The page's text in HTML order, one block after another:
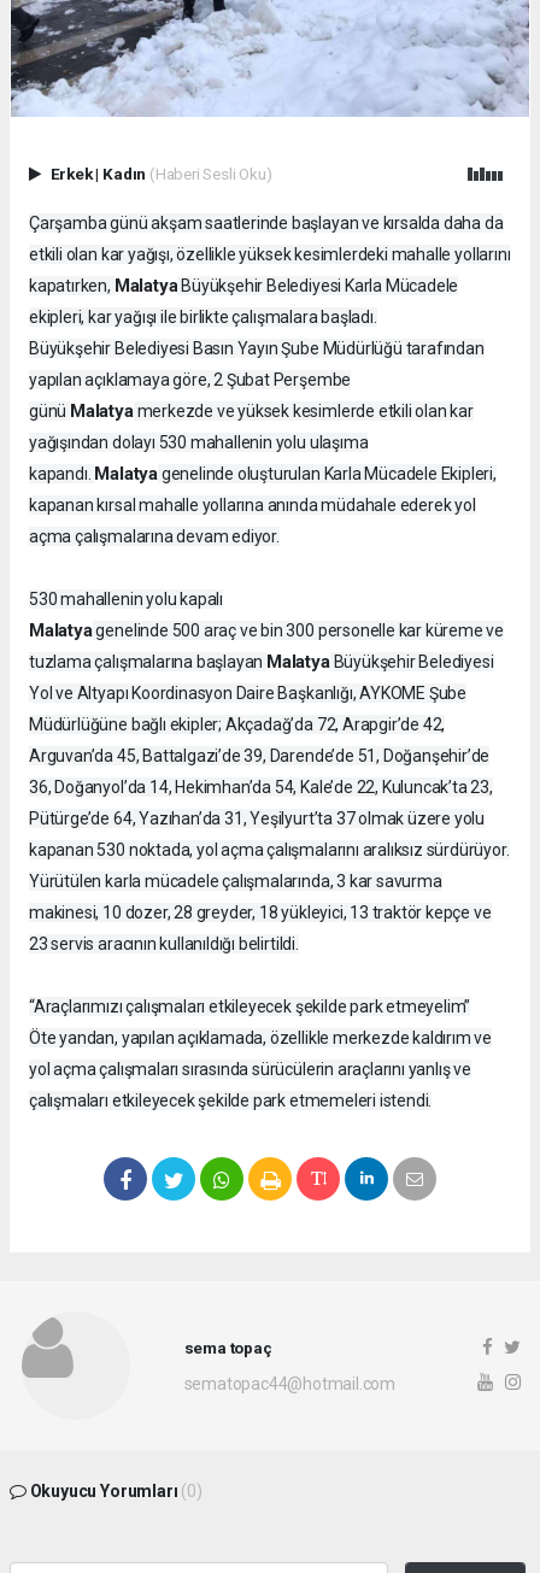
Erkek| Kadın (Haberi Sesli Oku)
Çarşamba günü akşam saatlerinde başlayan ve kırsalda daha da
etkili olan kar yağışı, özellikle yüksek kesimlerdeki mahalle yollarını
kapatırken, Malatya Büyükşehir Belediyesi Karla Mücadele
ekipleri, kar yağışı ile birlikte çalışmalara başladı.
Büyükşehir Belediyesi Basın Yayın Şube Müdürlüğü tarafından
yapılan açıklamaya göre, 2 Şubat Perşembe
günü Malatyamerkezde ve yüksek kesimlerde etkili olan kar
yağışından dolayı 530 mahallenin yolu ulaşıma
kapandı. Malatyagenelinde oluşturulan Karla Mücadele Ekipleri,
kapanan kırsal mahalle yollarına anında müdahale ederek yol
açma çalışmalarına devam ediyor.
530 mahallenin yolu kapalı
Malatyagenelinde 500 araç ve bin 300 personelle kar küreme ve
tuzlama çalışmalarına başlayan MalatyaBüyükşehir Belediyesi
Yol ve Altyapı Koordinasyon Daire Başkanlığı, AYKOME Şube
Müdürlüğüne bağlı ekipler; Akçadağ’da 72, Arapgir’de 42,
Arguvan’da 45, Battalgazi’de 39, Darende’de 51, Doğanşehir’de
36, Doğanyol’da 14, Hekimhan’da 54, Kale’de 22, Kuluncak’ta 23,
Pütürge’de 64, Yazıhan’da 31, Yeşilyurt’ta 37 olmak üzere yolu
kapanan 530 noktada, yol açma çalışmalarını aralıksız sürdürüyor.
Yürütülen karla mücadele çalışmalarında, 3 kar savurma
makinesi, 10 dozer, 28 greyder, 18 yükleyici, 13 traktör kepçe ve
23 servis aracının kullanıldığı belirtildi.
“Araçlarımızı çalışmaları etkileyecek şekilde park etmeyelim”
Öte yandan, yapılan açıklamada, özellikle merkezde kaldırım ve
yol açma çalışmaları sırasında sürücülerin araçlarını yanlış ve
çalışmaları etkileyecek şekilde park etmemeleri istendi.
sema topaç
sematopac44@hotmail.com
Okuyucu Yorumları (0)